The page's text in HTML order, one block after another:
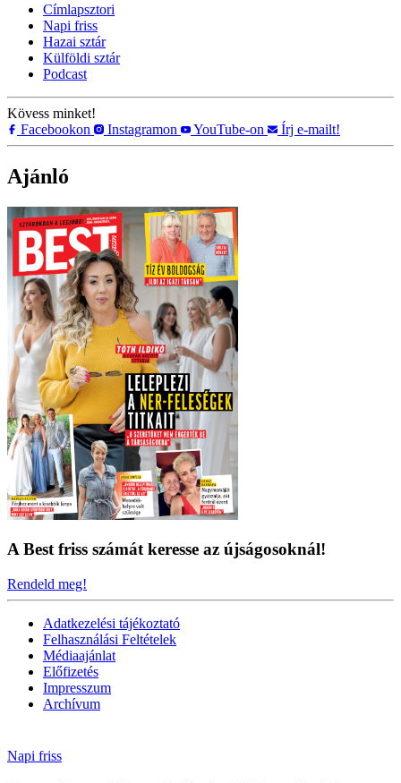
Címlapsztori
Napi friss
Hazai sztár
Külföldi sztár
Podcast
Kövess minket!
Facebookon
Instagramon YouTube-on Írj e-mailt!
Ajánló
A Best friss számát keresse az újságosoknál!
Rendeld meg!
Adatkezelési tájékoztató
Felhasználási Feltételek
Médiaajánlat
Előfizetés
Impresszum
Archívum
Napi friss